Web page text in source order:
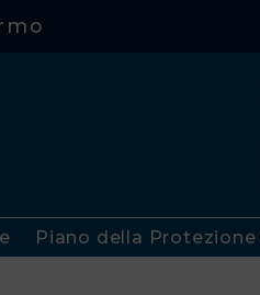
Piano della Protezione